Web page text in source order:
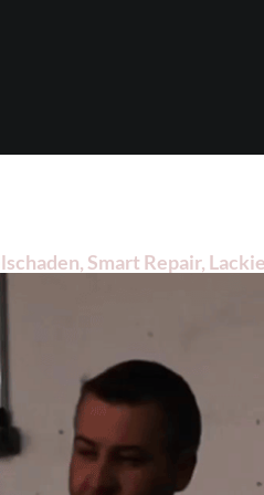
Smart Repair,
Mesenez, Ihr